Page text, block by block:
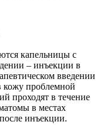
капельницы с
– инъекции в
введении
кожу проблемной
проходят в течение
в местах
инъекции.